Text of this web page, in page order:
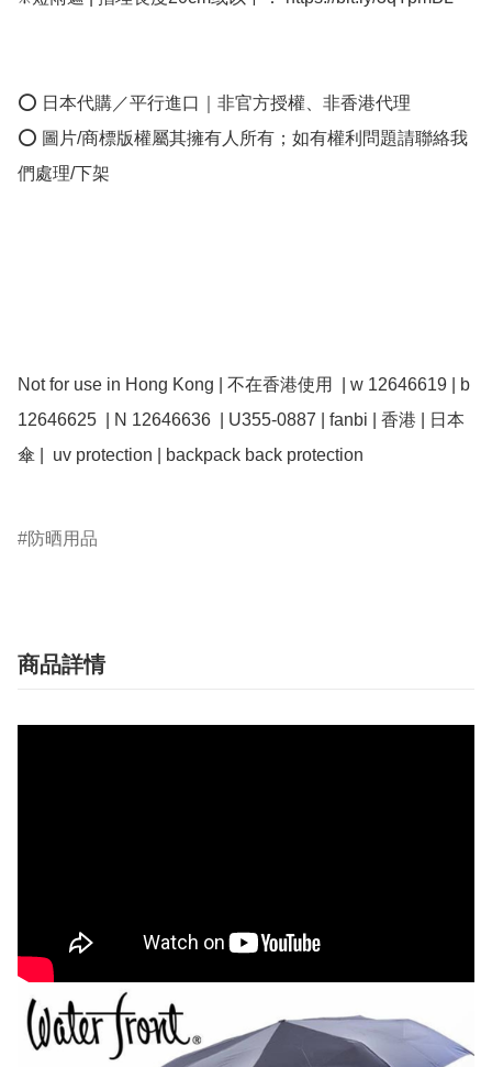
⭕ 日本代購／平行進口｜非官方授權、非香港代理
⭕ 圖片/商標版權屬其擁有人所有；如有權利問題請聯絡我
們處理/下架
Not for use in Hong Kong | 不在香港使用  | w 12646619 | b
12646625  | N 12646636  | U355-0887 | fanbi | 香港 | 日本
傘 |  uv protection | backpack back protection
防晒用品
商品詳情